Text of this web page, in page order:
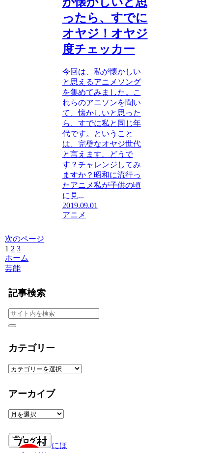
ったら、すでに
オヤジ！オヤジ
度チェッカー
今回は、私が懐かしい
と思えるアニメソング
を集めてみました。こ
れらのアニソンを聞い
て、懐かしいと思った
ら、すでに私と同じ年
代です。ということ
は、完璧なオヤジ世代
と言えます。どうで
す？チャレンジしてみ
ますか？昭和に流行っ
たアニメ私が子供の頃
に見...
2019.09.01
アニメ
次のページ
1 2 3次
へ
ホーム
芸能
記事検索
カテゴリー
カ
ゴ
リ
ー
アーカイブ
ア
カ
イ
にほ